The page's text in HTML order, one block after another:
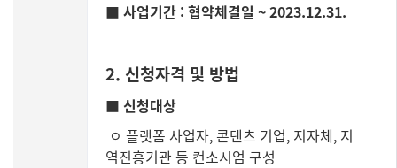
■ 사업기간 : 협약체결일 ~ 2023.12.31.
2. 신청자격 및 방법
■ 신청대상
ㅇ 플랫폼 사업자, 콘텐츠 기업, 지자체, 지
역진흥기관 등 컨소시엄 구성